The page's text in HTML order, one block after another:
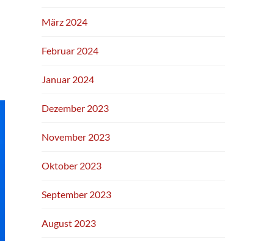
März 2024
Februar 2024
Januar 2024
Dezember 2023
November 2023
Oktober 2023
September 2023
August 2023